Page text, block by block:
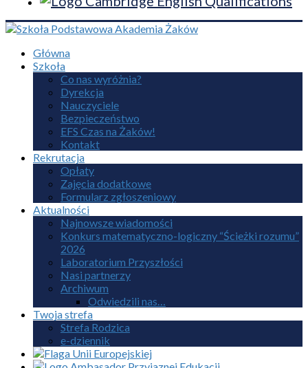
Główna
Szkoła
Co nas wyróżnia?
Dyrekcja
Nauczyciele
Bezpieczeństwo
EFS Czas na Żaków!
Kontakt
Rekrutacja
Opłaty
Zajęcia dodatkowe
Formularz zgłoszeniowy
Aktualności
Najnowsze wiadomości
Konkurs matematyczno-logiczny “Ścieżki rozumu”
2026
Laboratorium Przyszłości
Nasi partnerzy
Archiwum
Odwiedzili nas…
Twoja strefa
Strefa Rodzica
e-dziennik